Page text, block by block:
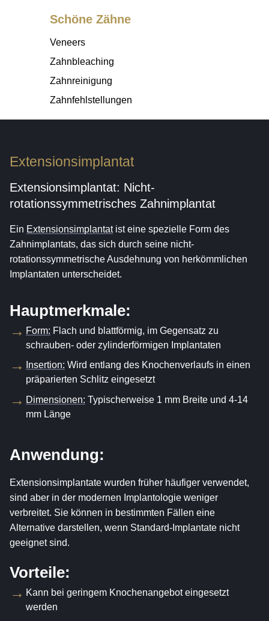
Schöne Zähne
Veneers
Zahnbleaching
Zahnreinigung
Zahnfehlstellungen
Extensionsimplantat
Extensionsimplantat: Nicht-
rotationssymmetrisches Zahnimplantat
Ein Extensionsimplantatist eine spezielle Form des
Zahnimplantats, das sich durch seine nicht-
rotationssymmetrische Ausdehnung von herkömmlichen
Implantaten unterscheidet.
Hauptmerkmale:
Form: Flach und blattförmig, im Gegensatz zu
schrauben- oder zylinderförmigen Implantaten
Insertion: Wird entlang des Knochenverlaufs in einen
präparierten Schlitz eingesetzt
Dimensionen: Typischerweise 1 mm Breite und 4-14
mm Länge
Anwendung:
Extensionsimplantate wurden früher häufiger verwendet,
sind aber in der modernen Implantologie weniger
verbreitet. Sie können in bestimmten Fällen eine
Alternative darstellen, wenn Standard-Implantate nicht
geeignet sind.
Vorteile:
Kann bei geringem Knochenangebot eingesetzt
werden